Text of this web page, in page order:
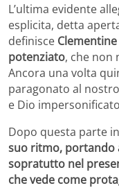
L’ultima evidente
esplicita, detta
definisce Clementine
potenziato, che non
Ancora una volta
paragonato al
e Dio
Dopo questa parte
suo ritmo, portando
sopratutto nel
che vede come